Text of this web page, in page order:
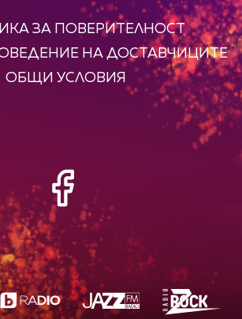
ЗА ПОВЕРИТЕЛНОСТ
НА ДОСТАВЧИЦИТЕ
ОБЩИ УСЛОВИЯ